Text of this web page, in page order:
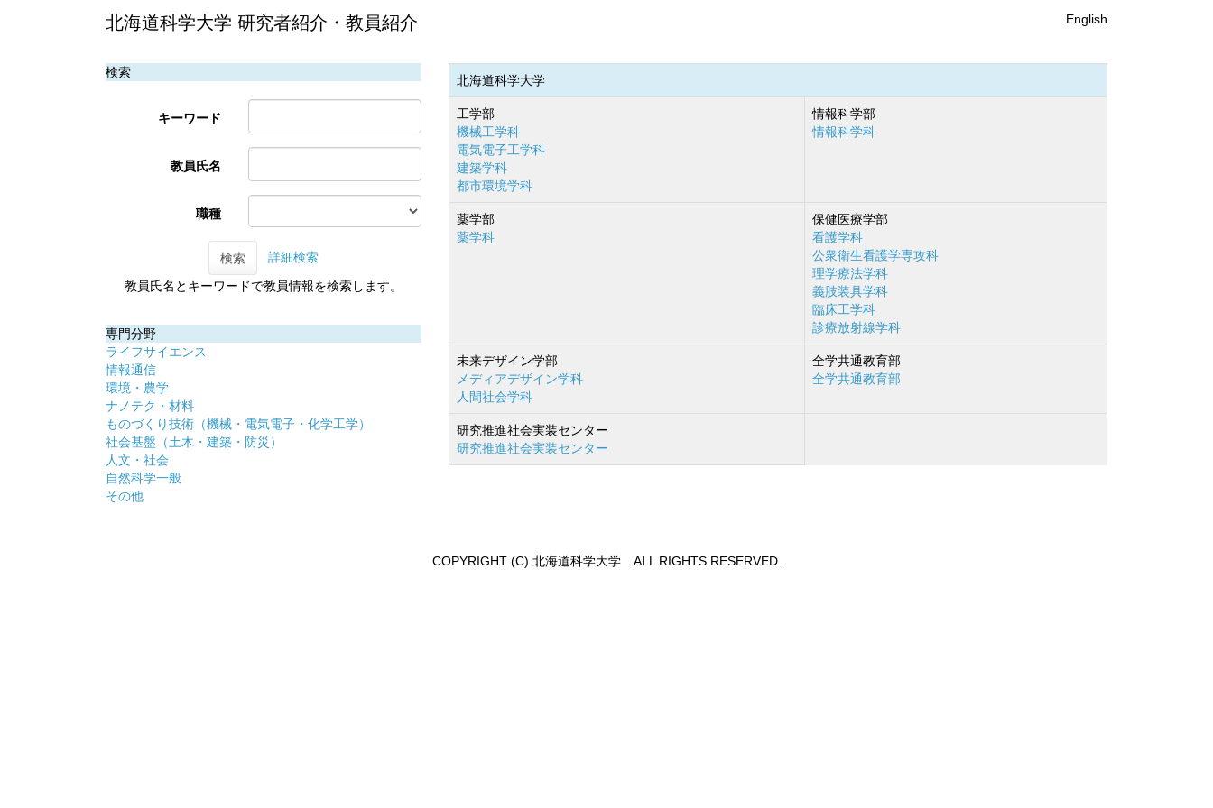
北海道科学大学 研究者紹介・教員紹介 English
検索
キーワード
教員氏名
職種
検索 詳細検索
教員氏名とキーワードで教員情報を検索します。
専門分野
ライフサイエンス
情報通信
環境・農学
ナノテク・材料
ものづくり技術（機械・電気電子・化学工学）
社会基盤（土木・建築・防災）
人文・社会
自然科学一般
その他
北海道科学大学
工学部
機械工学科
電気電子工学科
建築学科
都市環境学科
情報科学部
情報科学科
薬学部
薬学科
保健医療学部
看護学科
公衆衛生看護学専攻科
理学療法学科
義肢装具学科
臨床工学科
診療放射線学科
未来デザイン学部
メディアデザイン学科
人間社会学科
全学共通教育部
全学共通教育部
研究推進社会実装センター
研究推進社会実装センター
COPYRIGHT (C) 北海道科学大学 ALL RIGHTS RESERVED.